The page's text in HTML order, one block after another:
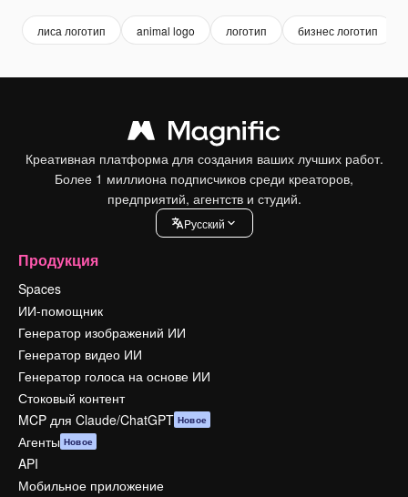
лиса логотип animal logo логотип бизнес логотип
Креативная платформа для создания ваших лучших работ.
Более 1 миллиона подписчиков среди креаторов,
предприятий, агентств и студий.
Pусский
Продукция
Spaces
ИИ-помощник
Генератор изображений ИИ
Генератор видео ИИ
Генератор голоса на основе ИИ
Стоковый контент
MCP для Claude/ChatGPT Новое
Агенты Новое
API
Мобильное приложение